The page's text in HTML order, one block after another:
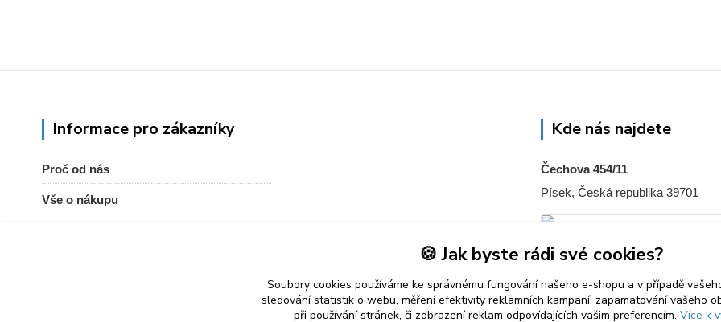
Informace pro zákazníky
Proč od nás
Vše o nákupu
Kde nás najdete
Čechova 454/11
Písek, Česká republika 39701
🍪 Jak byste rádi své cookies?
Soubory cookies používáme ke správnému fungování našeho e-shopu a v případě
sledování statistik o webu, měření efektivity reklamních kampaní, zapamatování vašeho
při používání stránek, či zobrazení reklam odpovídajících vašim preferencím. Více k